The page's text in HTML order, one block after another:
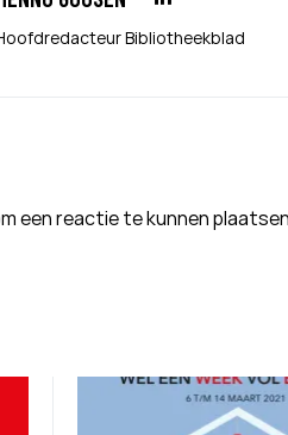
Bibliotheekblad
een reactie te kunnen